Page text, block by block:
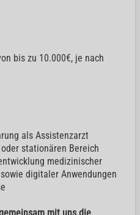
bis zu 10.000€, je nach
als Assistenzarzt
stationären Bereich
medizinischer
digitaler Anwendungen
mit uns die